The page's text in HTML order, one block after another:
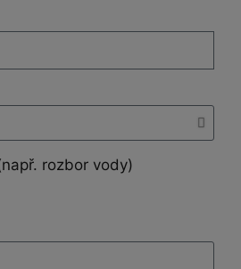
rozbor vody)